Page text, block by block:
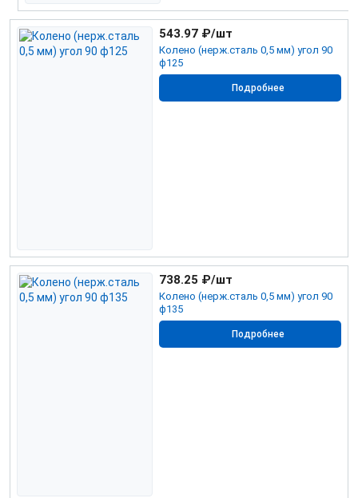
Колено (нерж.сталь 0,5 мм) угол 90
ф125
543.97 ₽/шт
Подробнее
Колено (нерж.сталь 0,5 мм) угол 90
ф135
738.25 ₽/шт
Подробнее